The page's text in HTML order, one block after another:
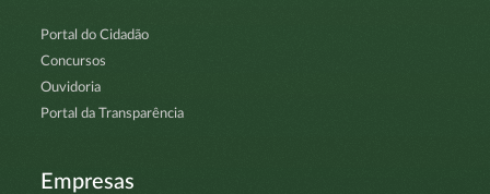
Portal do Cidadão
Concursos
Ouvidoria
Portal da Transparência
Empresas